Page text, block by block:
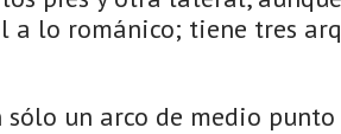
a lo románico; tiene tres
un arco de medio punto